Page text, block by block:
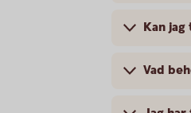
Kan
Vad